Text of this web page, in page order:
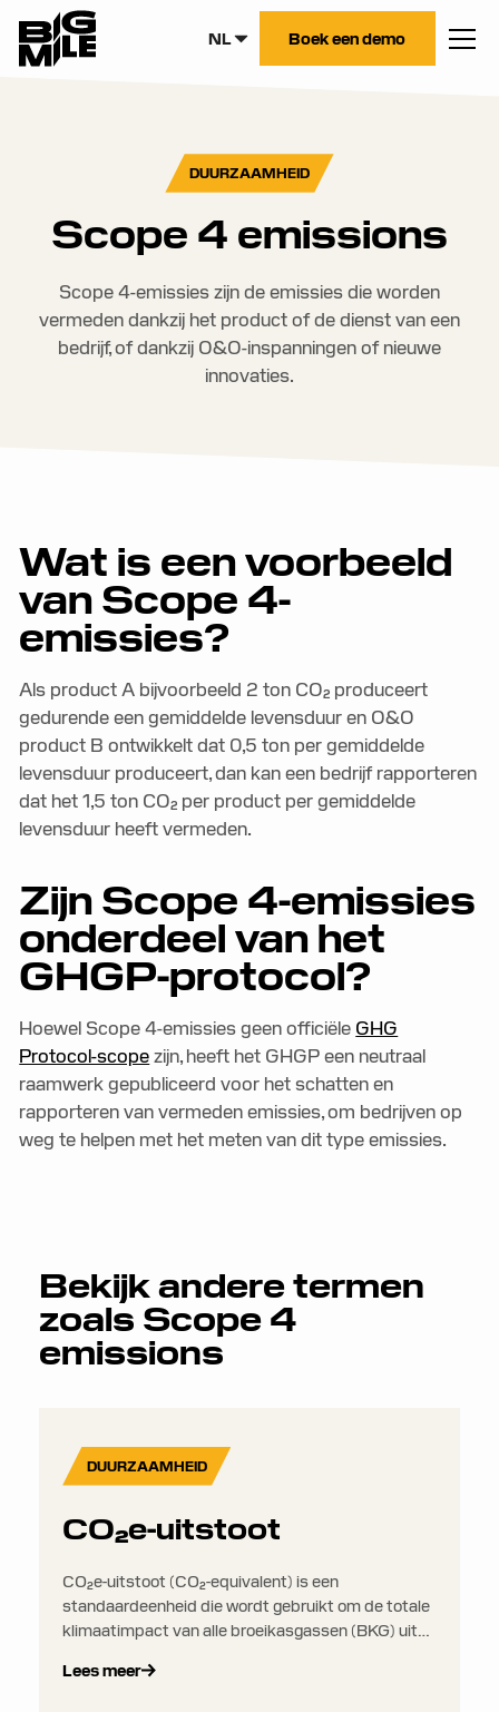
NL Boek een demo
DUURZAAMHEID
Scope 4 emissions
Scope 4-emissies zijn de emissies die worden
vermeden dankzij het product of de dienst van een
bedrijf, of dankzij O&O-inspanningen of nieuwe
innovaties.
Wat is een voorbeeld
van Scope 4-
emissies?
Als product A bijvoorbeeld 2 ton CO₂ produceert
gedurende een gemiddelde levensduur en O&O
product B ontwikkelt dat 0,5 ton per gemiddelde
levensduur produceert, dan kan een bedrijf rapporteren
dat het 1,5 ton CO₂ per product per gemiddelde
levensduur heeft vermeden.
Zijn Scope 4-emissies
onderdeel van het
GHGP-protocol?
Hoewel Scope 4-emissies geen officiële GHG
Protocol-scopezijn, heeft het GHGP een neutraal
raamwerk gepubliceerd voor het schatten en
rapporteren van vermeden emissies, om bedrijven op
weg te helpen met het meten van dit type emissies.
Bekijk andere termen
zoals Scope 4
emissions
DUURZAAMHEID
CO₂e-uitstoot
CO₂e-uitstoot (CO₂-equivalent) is een
standaardeenheid die wordt gebruikt om de totale
klimaatimpact van alle broeikasgassen (BKG) uit
hetzelfde opwarmingseffect zou hebben. Dit
Lees meer